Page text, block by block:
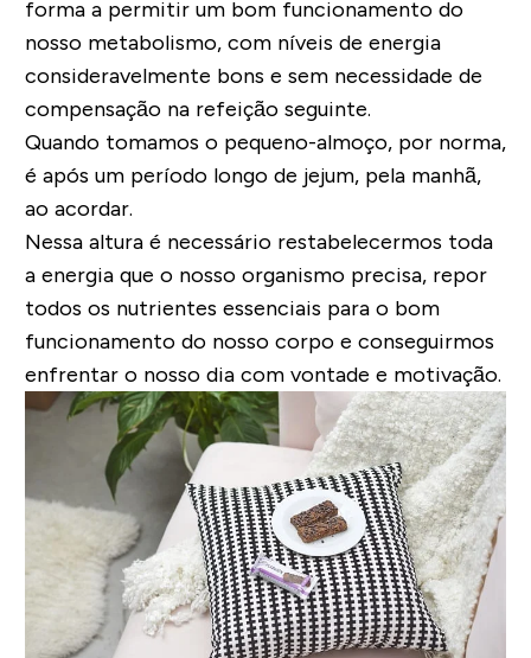
forma a permitir um bom funcionamento do
nosso metabolismo, com níveis de energia
consideravelmente bons e sem necessidade de
compensaçãona refeição seguinte.
Quando tomamos o pequeno-almoço, por norma,
é após um período longo de jejum, pela manhã,
ao acordar.
Nessa altura é necessário restabelecermos toda
a energia que o nosso organismo precisa, repor
todos os nutrientes essenciais para o bom
funcionamento do nosso corpo e conseguirmos
enfrentar o nosso dia com vontade e motivação.